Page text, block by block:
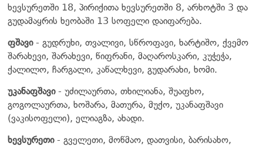
ხევსურეთში 18, პირიქითა ხევსურეთში 8, არხოტში 3 და
გუდამაყრის ხეობაში 13 სოფელი დაიფარება.
ფშავი- გუდრუხი, თვალივი, სწროფავი, ხარტიშო, ქვემო
შარახევი, შარახევი, წიფრანი, მაღაროსკარი, კუჭეჭა,
ქალილო, ჩარგალი, კაწალხევი, გუდარახი, ხომი.
უკანაფშავი- უძილაურთა, თხილიანა, შუაფხო,
გოგოლაურთა, ხოშარა, მათურა, მუქო, უკანაფშავი
(ვაკისოფელი), ელიაგზა, ახადი.
ხევსურეთი- გველეთი, მოწმაო, დათვისი, ბარისახო,